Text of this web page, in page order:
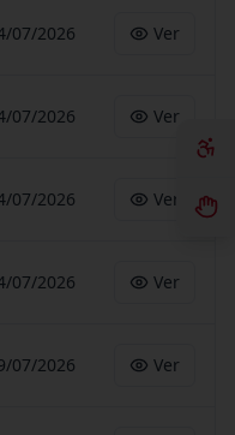
07/2026 Ver
07/2026 Ver
07/2026 Ver
07/2026 Ver
07/2026 Ver